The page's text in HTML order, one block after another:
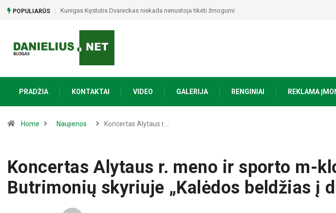
POPULIARŪS Alytaus apskrities įvykių suvestinė: sukčiai išviliojo 3350 eurų, Prienuose – policijos gaudynės,
PRADŽIA KONTAKTAI VIDEO GALERIJA RENGINIAI REKLAMA
Home Naujienos Koncertas Alytaus r.…
Koncertas Alytaus r. meno ir sporto m-
Butrimonių skyriuje „Kalėdos beldžias į